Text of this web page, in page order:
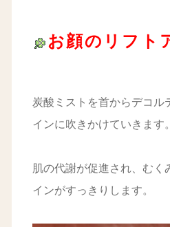
お顔のリフト
炭酸ミストを首からデコル
インに吹きかけていきます。
肌の代謝が促進され、むく
インがすっきりします。